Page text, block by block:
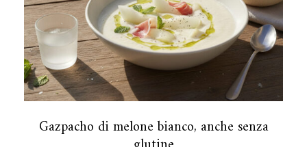
Gazpacho di melone bianco, anche senza